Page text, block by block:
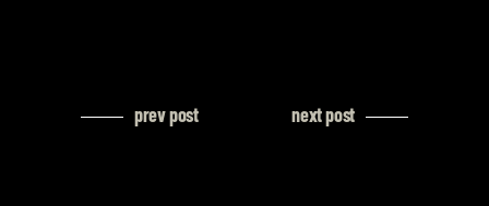
prev post next post